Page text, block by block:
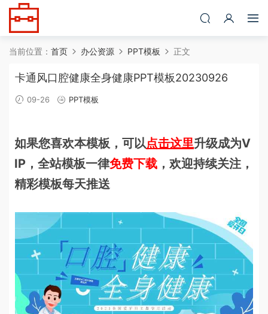
当前位置： 首页 办公资源 PPT模板 正文
卡通风口腔健康全身健康PPT模板20230926
09-26 PPT模板
如果您喜欢本模板，可以点击这里升级成为V
IP，全站模板一律免费下载 ，欢迎持续关注，
精彩模板每天推送